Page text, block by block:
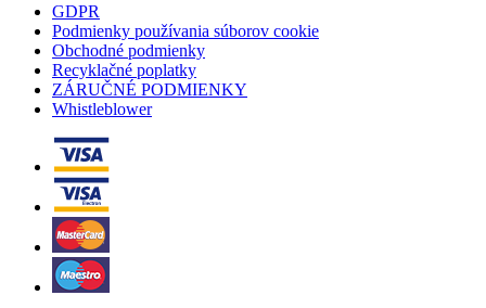
GDPR
Podmienky používania súborov cookie
Obchodné podmienky
Recyklačné poplatky
ZÁRUČNÉ PODMIENKY
Whistleblower